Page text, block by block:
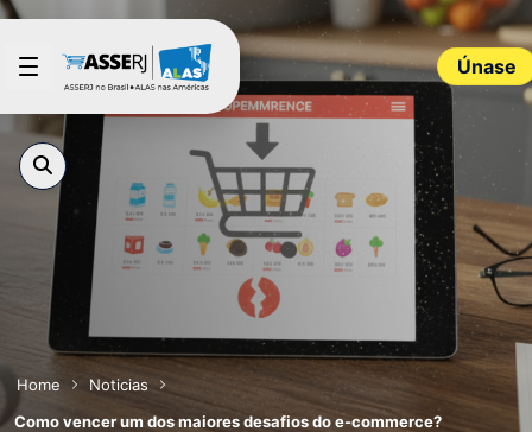
Saltar al contenido principal
Únase
Home
Noticias
Como vencer um dos maiores desafios do e-commerce?